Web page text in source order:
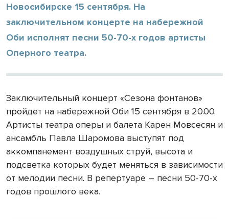
Новосибирске 15 сентября. На
заключительном концерте на набережной
Оби исполнят песни 50-70-х годов артисты
Оперного театра.
Заключительный концерт «Сезона фонтанов»
пройдет на набережной Оби 15 сентября в 20.00.
Артисты театра оперы и балета Карен Мовсесян и
ансамбль Павла Шаромова выступят под
аккомпанемент воздушных струй, высота и
подсветка которых будет меняться в зависимости
от мелодии песни. В репертуаре – песни 50-70-х
годов прошлого века.